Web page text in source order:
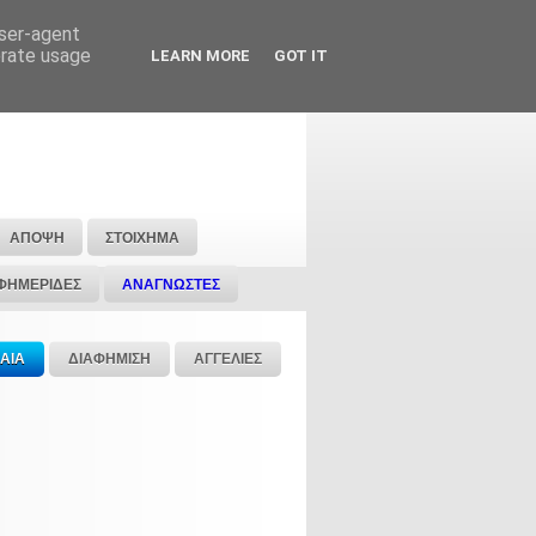
ΑΠΟΨΗ ΣΤΟΙΧΗΜΑ
ΑΝΑΓΝΩΣΤΕΣ
ΔΙΑΦΗΜΙΣΗ ΑΓΓΕΛΙΕΣ
agent
usage
LEARN MORE GOT IT